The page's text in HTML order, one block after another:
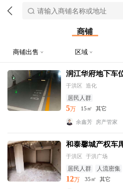
商铺
商铺出售 区域
润江华府地下车
于洪区 造化
居民人群
5万 15㎡ 其它
余鑫芳 房产管家
和泰馨城产权车
于洪区 于洪广场
居民人群 人流密集
12万 35㎡ 其它